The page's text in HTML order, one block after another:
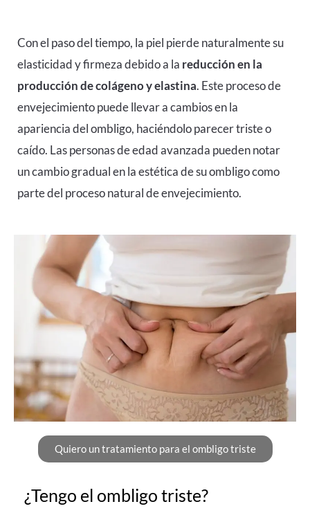
Con el paso del tiempo, la piel pierde naturalmente su
elasticidad y firmeza debido a la reducción en la
producción de colágeno y elastina. Este proceso de
envejecimiento puede llevar a cambios en la
apariencia del ombligo, haciéndolo parecer triste o
caído. Las personas de edad avanzada pueden notar
un cambio gradual en la estética de su ombligo como
parte del proceso natural de envejecimiento.
Quiero un tratamiento para el ombligo triste
¿Tengo el ombligo triste?